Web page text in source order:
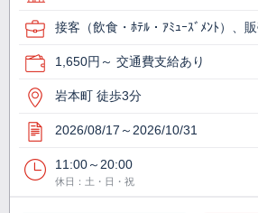
接客（飲食・ﾎﾃﾙ・ｱﾐｭｰｽﾞﾒﾝﾄ）、販
1,650円～ 交通費支給あり
岩本町 徒歩3分
2026/08/17～2026/10/31
11:00～20:00
休日：土・日・祝